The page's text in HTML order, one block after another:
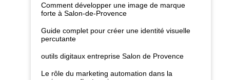
Comment développer une image de marque
forte à Salon-de-Provence
Guide complet pour créer une identité visuelle
percutante
outils digitaux entreprise Salon de Provence
Le rôle du marketing automation dans la